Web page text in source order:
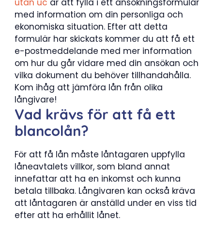
med information om din personliga och
ekonomiska situation. Efter att detta
formulär har skickats kommer du att få ett
e-postmeddelande med mer information
om hur du går vidare med din ansökan och
vilka dokument du behöver tillhandahålla.
Kom ihåg att jämföra lån från olika
långivare!
Vad krävs för att få ett
blancolån?
För att få lån måste låntagaren uppfylla
låneavtalets villkor, som bland annat
innefattar att ha en inkomst och kunna
betala tillbaka. Långivaren kan också kräva
att låntagaren är anställd under en viss tid
efter att ha erhållit lånet.